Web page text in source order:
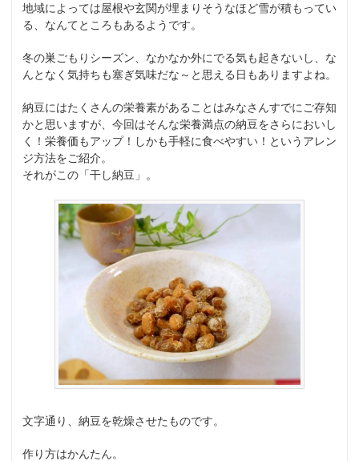
地域によっては屋根や玄関が埋まりそうなほど雪が積もってい
る、なんてところもあるようです。
冬の巣ごもりシーズン、なかなか外にでる気も起きないし、な
んとなく気持ちも塞ぎ気味だな～と思える日もありますよね。
納豆にはたくさんの栄養素があることはみなさんすでにご存知
かと思いますが、今回はそんな栄養満点の納豆をさらにおいし
く！栄養価もアップ！しかも手軽に食べやすい！というアレン
ジ方法をご紹介。
それがこの「干し納豆」。
文字通り、納豆を乾燥させたものです。
作り方はかんたん。